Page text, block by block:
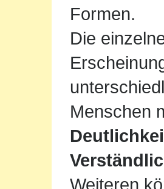
Formen.
Die
Menschen
Weiteren